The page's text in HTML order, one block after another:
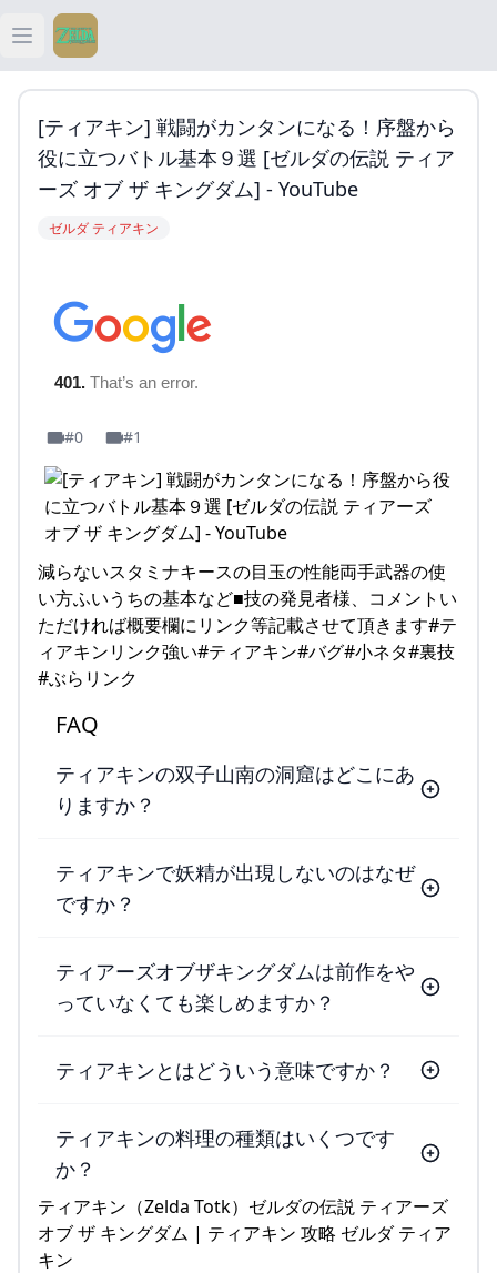
Open main menu
ティアキン
ティアキン 祠
ティアキン 武器
[ティアキン] 戦闘がカンタンになる！序盤から
役に立つバトル基本９選 [ゼルダの伝説 ティア
ーズ オブ ザ キングダム] - YouTube
ゼルダ ティアキン
#0 #1
減らないスタミナキースの目玉の性能両手武器の使
い方ふいうちの基本など■技の発見者様、コメントい
ただければ概要欄にリンク等記載させて頂きます#テ
ィアキンリンク強い#ティアキン#バグ#小ネタ#裏技
#ぶらリンク
FAQ
ティアキンの双子山南の洞窟はどこにあ
りますか？
ティアキンで妖精が出現しないのはなぜ
ですか？
ティアーズオブザキングダムは前作をや
っていなくても楽しめますか？
ティアキンとはどういう意味ですか？
ティアキンの料理の種類はいくつです
か？
ティアキン（Zelda Totk）ゼルダの伝説 ティアーズ
オブ ザ キングダム | ティアキン 攻略 ゼルダ ティア
キン